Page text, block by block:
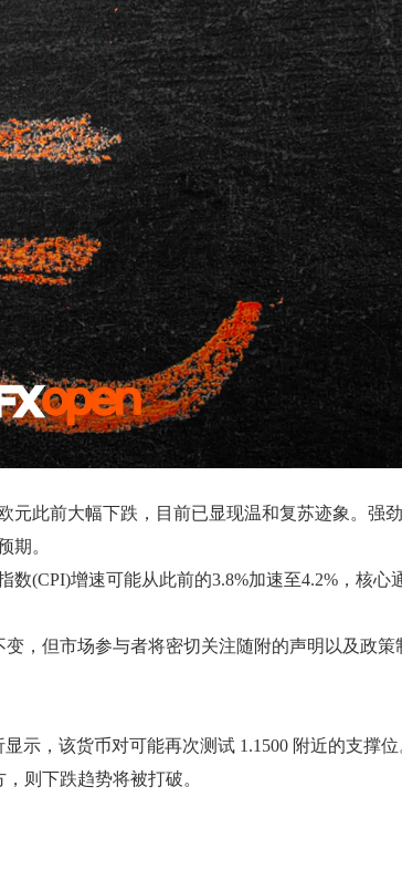
此前大幅下跌，目前已显现温和复苏迹象。强
期。
(CPI)增速可能从此前的3.8%加速至4.2%，核心
，但市场参与者将密切关注随附的声明以及政
示，该货币对可能再次测试 1.1500 附近的支撑
则下跌趋势将被打破。